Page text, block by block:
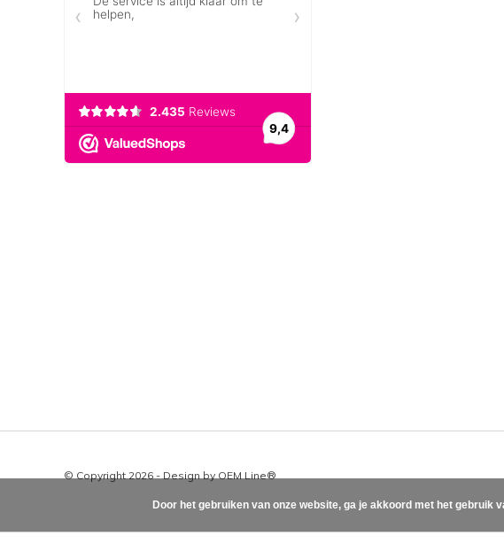
© Copyright 2026 - Design by OEM Line®
Door het gebruiken van onze website, ga je akkoord met het gebruik